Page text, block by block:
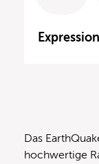
Das
hochwertige